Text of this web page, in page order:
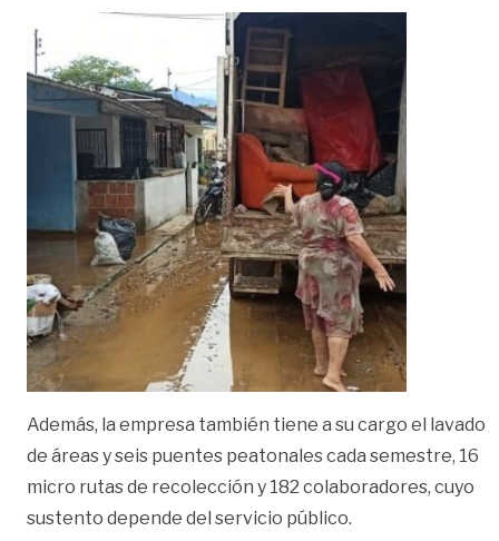
Además, la empresa también tiene a su cargo el lavado
de áreas y seis puentes peatonales cada semestre, 16
micro rutas de recolección y 182 colaboradores, cuyo
sustento depende del servicio público.